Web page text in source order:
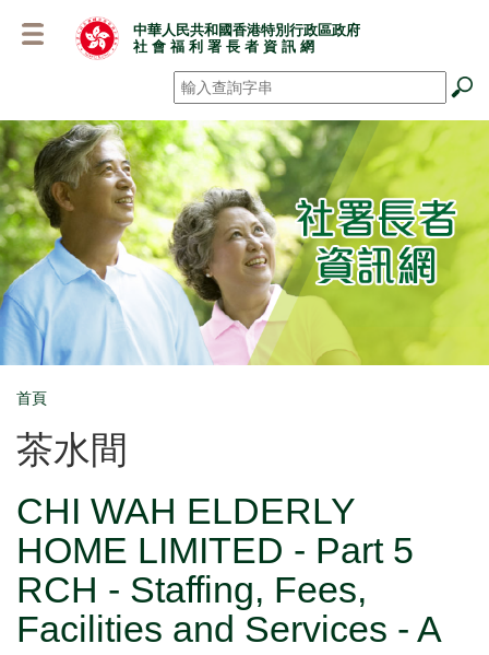
容
中華人民共和國香港特別行政區政府
社 會 福 利 署 長 者 資 訊 網
搜尋 *
Breadcrumb
首頁
茶水間
CHI WAH ELDERLY
HOME LIMITED - Part 5
RCH - Staffing, Fees,
Facilities and Services - A